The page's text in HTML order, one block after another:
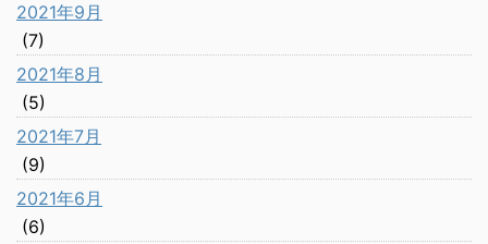
2021年9月
(7)
2021年8月
(5)
2021年7月
(9)
2021年6月
(6)